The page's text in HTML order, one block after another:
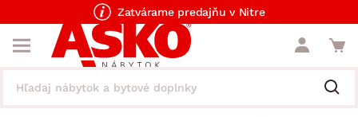
Zatvárame predajňu v Nitre